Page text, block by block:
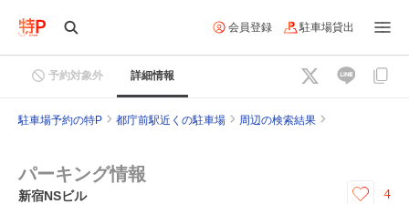
会員登録 駐車場貸出
予約対象外 詳細情報
駐車場予約の特P 都庁前駅近くの駐車場 周辺の検索結果
パーキング情報
新宿NSビル 4